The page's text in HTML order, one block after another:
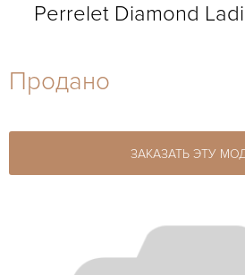
27-44
27-44
Perrelet Diamond
Продано
ЗАКАЗАТЬ ЭТУ